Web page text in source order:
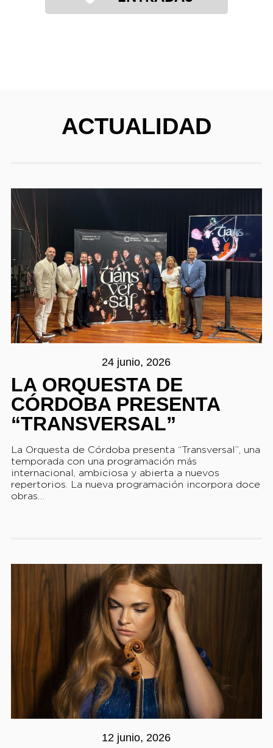
ACTUALIDAD
24 junio, 2026
LA ORQUESTA DE
CÓRDOBA PRESENTA
“TRANSVERSAL”
La Orquesta de Córdoba presenta “Transversal”, una
temporada con una programación más
internacional, ambiciosa y abierta a nuevos
repertorios. La nueva programación incorpora doce
obras…
12 junio, 2026